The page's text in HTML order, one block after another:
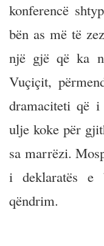
konferencë
bën as më të
një gjë që ka
Vuçiçit,
dramaciteti që
ulje koke për
sa marrëzi.
i deklaratës e
qëndrim.